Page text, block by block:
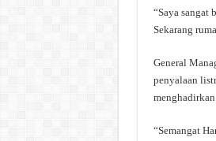
“Saya sangat
Sekarang
General
penyalaan
“Semangat